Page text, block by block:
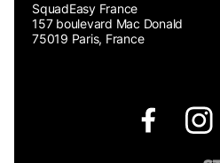
SquadEasy France
157 boulevard Mac Donald
75019 Paris, France